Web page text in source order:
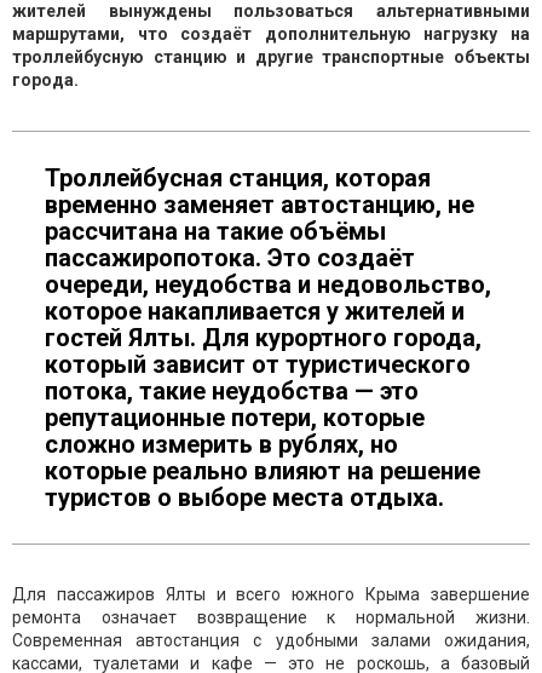
жителей вынуждены пользоваться альтернативными
маршрутами, что создаёт дополнительную нагрузку на
троллейбусную станцию и другие транспортные объекты
города.
Троллейбусная станция, которая
временно заменяет автостанцию, не
рассчитана на такие объёмы
пассажиропотока. Это создаёт
очереди, неудобства и недовольство,
которое накапливается у жителей и
гостей Ялты. Для курортного города,
который зависит от туристического
потока, такие неудобства — это
репутационные потери, которые
сложно измерить в рублях, но
которые реально влияют на решение
туристов о выборе места отдыха.
Для пассажиров Ялты и всего южного Крыма завершение
ремонта означает возвращение к нормальной жизни.
Современная автостанция с удобными залами ожидания,
кассами, туалетами и кафе — это не роскошь, а базовый